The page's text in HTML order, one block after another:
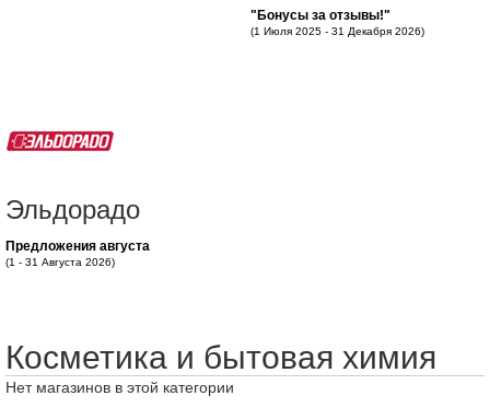
"Бонусы за отзывы!"
(1 Июля 2025 - 31 Декабря 2026)
Эльдорадо
Предложения августа
(1 - 31 Августа 2026)
Косметика и бытовая химия
Нет магазинов в этой категории